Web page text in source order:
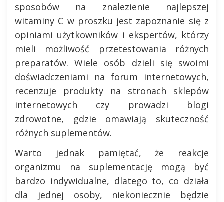
sposobów na znalezienie najlepszej
witaminy C w proszku jest zapoznanie się z
opiniami użytkowników i ekspertów, którzy
mieli możliwość przetestowania różnych
preparatów. Wiele osób dzieli się swoimi
doświadczeniami na forum internetowych,
recenzuje produkty na stronach sklepów
internetowych czy prowadzi blogi
zdrowotne, gdzie omawiają skuteczność
różnych suplementów.
Warto jednak pamiętać, że reakcje
organizmu na suplementację mogą być
bardzo indywidualne, dlatego to, co działa
dla jednej osoby, niekoniecznie będzie